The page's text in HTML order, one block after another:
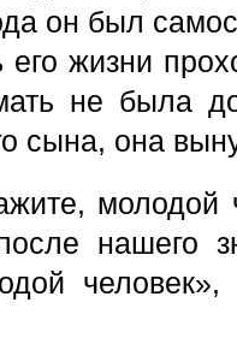
он был
его жизни
не была
сына, она
молодой
нашего